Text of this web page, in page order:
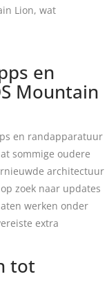
Lion, wat
en
Mountain
en randapparatuur
sommige oudere
architectuur
zoek naar updates
werken onder
extra
tot